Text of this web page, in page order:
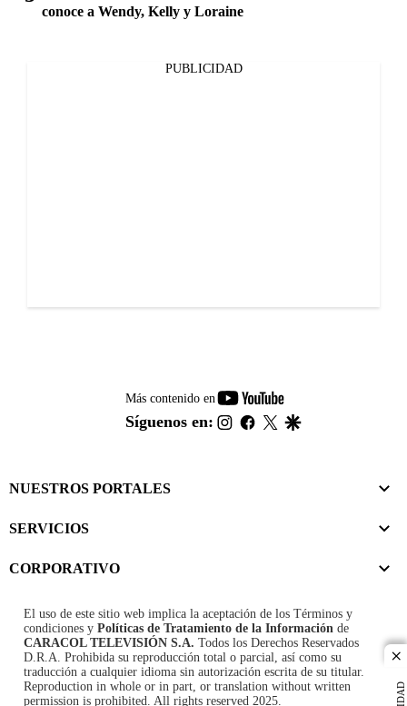
conoce a Wendy, Kelly y Loraine
PUBLICIDAD
Más contenido en
youtube-
footer
Síguenos en: instagram
facebook
twitter
NUESTROS PORTALES
SERVICIOS
CORPORATIVO
El uso de este sitio web implica la aceptación de los Términos y
condiciones y Políticas de Tratamiento de la Información de
CARACOL TELEVISIÓN S.A. Todos los Derechos Reservados
D.R.A. Prohibida su reproducción total o parcial, así como su
traducción a cualquier idioma sin autorización escrita de su titular.
Reproduction in whole or in part, or translation without written
permission is prohibited. All rights reserved 2025.